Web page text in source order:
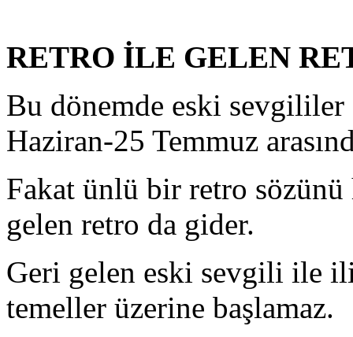
RETRO İLE GELEN
Bu dönemde eski
Haziran-25 Temmuz
Fakat ünlü bir retro
gelen retro da gider.
Geri gelen eski sevgili ile
temeller üzerine başlamaz.